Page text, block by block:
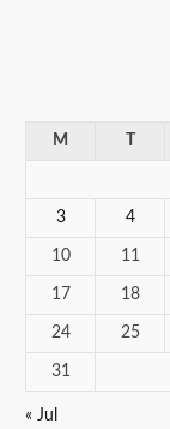
M
3 4
10 11
17 18
24 25
31
« Jul